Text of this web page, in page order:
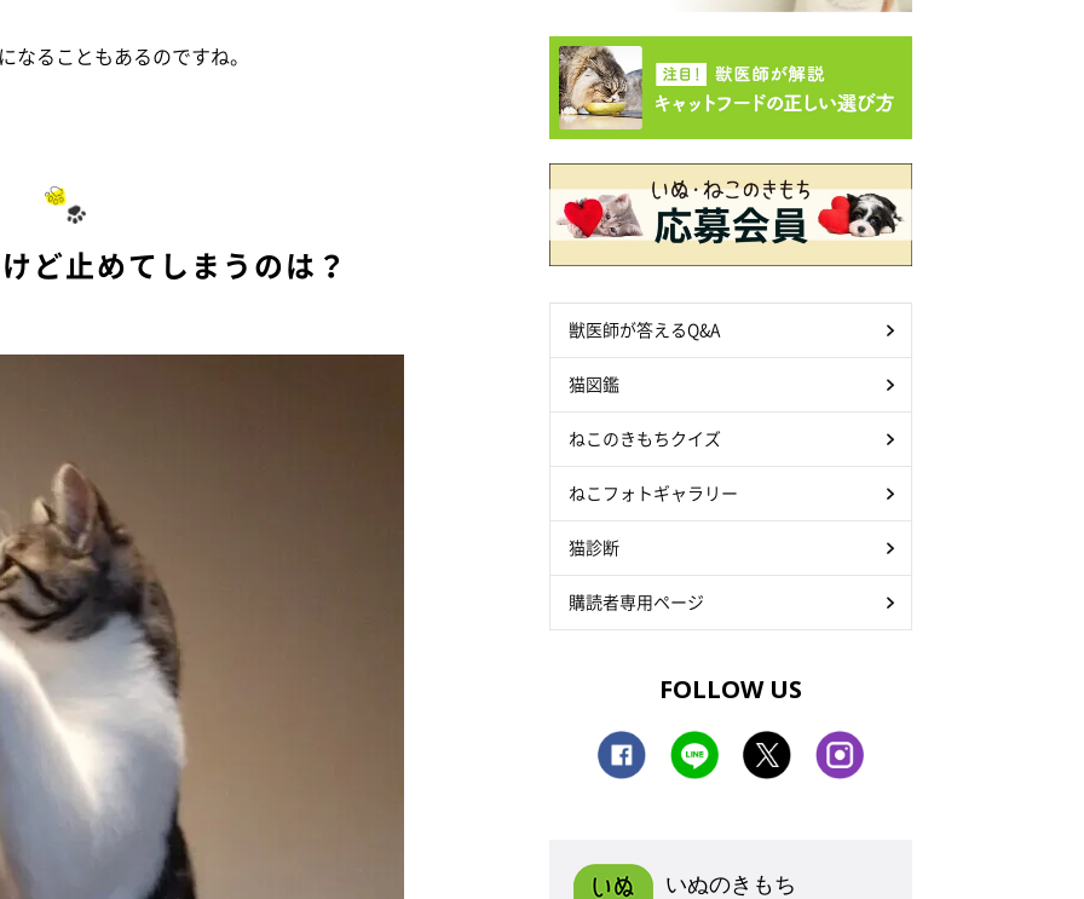
ることもあるのですね。
ど止めてしまうのは？
獣医師が答えるQ&A
猫図鑑
ねこのきもちクイズ
ねこフォトギャラリー
猫診断
購読者専用ページ
FOLLOW US
いぬのきもち